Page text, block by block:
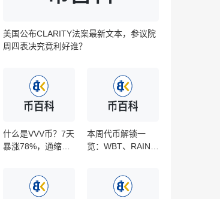
美国公布CLARITY法案最新文本，参议院
周四表决究竟利好谁？‌‌‌‌‌‌
什么是VVV币？7天
暴涨78%，通缩销
本周代币解锁一
览：WBT、RAIN